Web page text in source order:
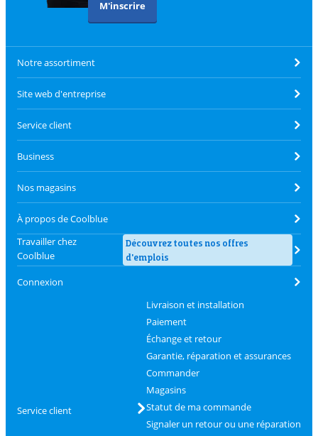
M'inscrire
Notre assortiment
Site web d'entreprise
Service client
Business
Nos magasins
À propos de Coolblue
Travailler chez
Coolblue
Découvrez toutes nos offres
d'emplois
Connexion
Service client
Livraison et installation
Paiement
Échange et retour
Garantie, réparation et assurances
Commander
Magasins
Statut de ma commande
Signaler un retour ou une réparation